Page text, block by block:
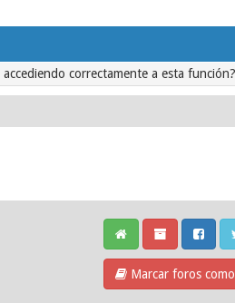
correctamente a esta
Marcar foros